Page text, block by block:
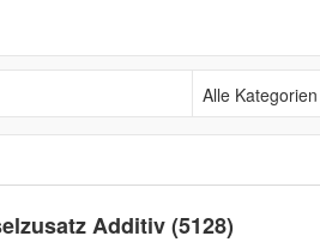
Alle Kategorien
Additiv (5128)